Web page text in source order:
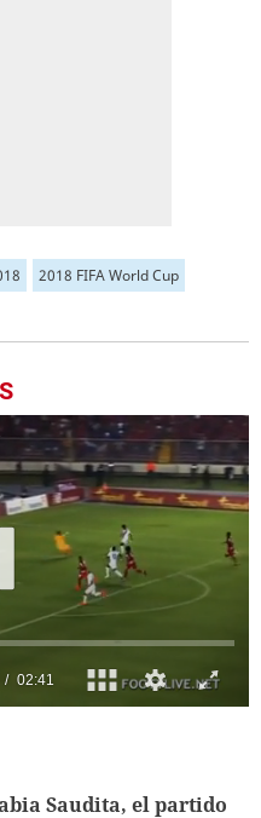
2018 FIFA World Cup
Saudita, el partido